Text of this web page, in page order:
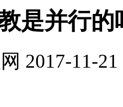
是并行的
2017-11-21